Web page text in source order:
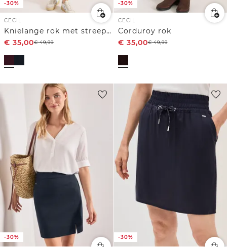
-30%
CECIL
Knielange rok met streepdetail
€ 35,00€49,99
-30%
CECIL
Corduroy rok
€ 35,00€49,99
-30% -30%